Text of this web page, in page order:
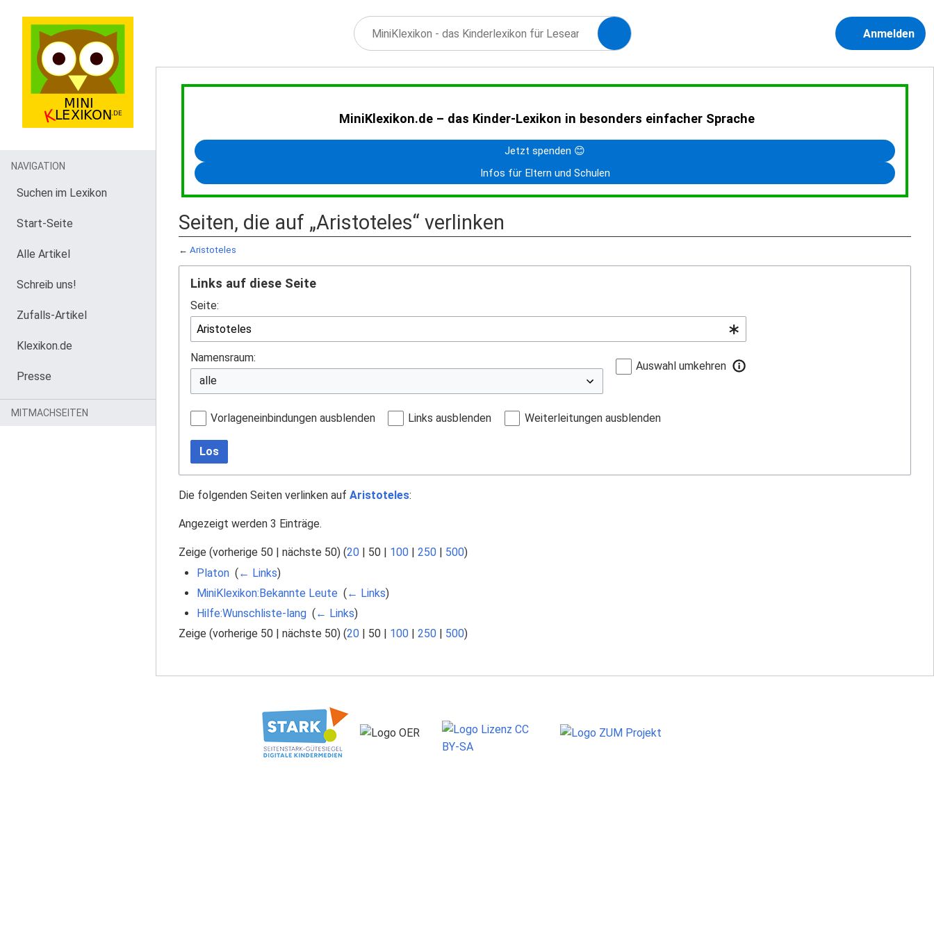
Anmelden
MiniKlexikon.de – das Kinder-Lexikon in besonders einfacher Sprache
Jetzt spenden 😊
Infos für Eltern und Schulen
Seiten, die auf „Aristoteles“ verlinken
← Aristoteles
Links auf diese Seite
Seite:
Namensraum:
Auswahl umkehren
Vorlageneinbindungen ausblenden Links ausblenden Weiterleitungen ausblenden
Los
Die folgenden Seiten verlinken auf Aristoteles:
Angezeigt werden 3 Einträge.
Zeige (vorherige 50 nächste 50) (20 50 100 250 500)
Platon‎ (← Links)
MiniKlexikon:Bekannte Leute (← Links)
Hilfe:Wunschliste-lang‎ (← Links)
Zeige (vorherige 50 | nächste 50) (20 | 50 | 100 | 250 | 500)
NAVIGATION
Suchen im Lexikon
Start-Seite
Alle Artikel
Schreib uns!
Zufalls-Artikel
Klexikon.de
Presse
MITMACHSEITEN